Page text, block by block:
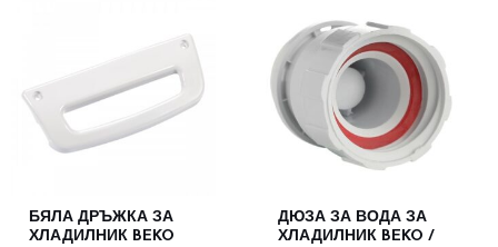
БЯЛА ДРЪЖКА ЗА
ХЛАДИЛНИК BEKO
ДЮЗА ЗА ВОДА ЗА
ХЛАДИЛНИК BEKO /